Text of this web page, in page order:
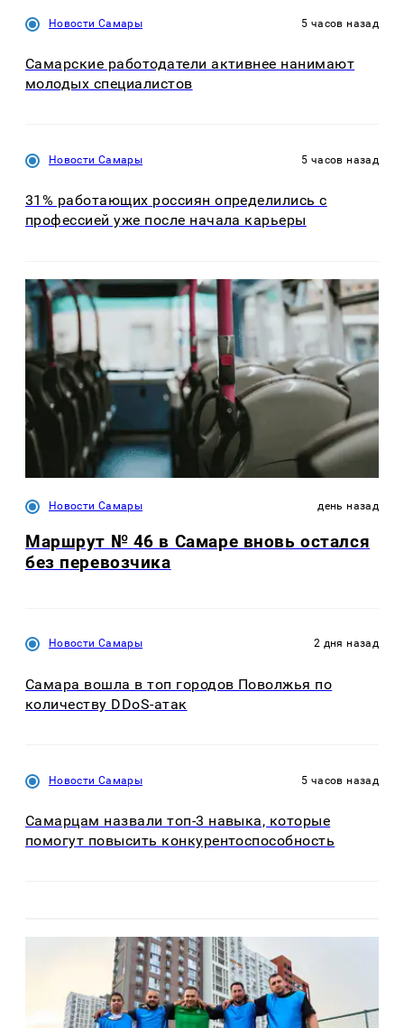
Новости Самары 5 часов назад
Самарские работодатели активнее нанимают
молодых специалистов
Новости Самары 5 часов назад
31% работающих россиян определились с
профессией уже после начала карьеры
Новости Самары день назад
Маршрут № 46 в Самаре вновь остался
без перевозчика
Новости Самары 2 дня назад
Самара вошла в топ городов Поволжья по
количеству DDoS-атак
Новости Самары 5 часов назад
Самарцам назвали топ-3 навыка, которые
помогут повысить конкурентоспособность